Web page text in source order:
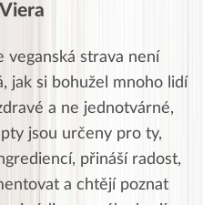
Viera
veganská strava není
jak si bohužel mnoho lidí
a ne jednotvárné,
jsou určeny pro ty,
přináší radost,
a chtějí poznat